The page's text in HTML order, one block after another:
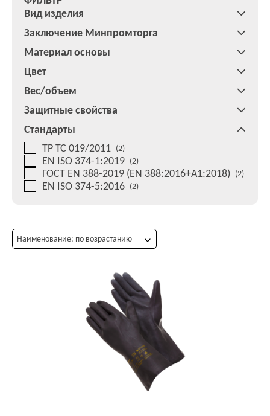
Вид изделия
Заключение Минпромторга
Материал основы
Цвет
Вес/объем
Защитные свойства
Стандарты
ТР ТС 019/2011 (2)
EN ISO 374-1:2019 (2)
ГОСТ EN 388-2019 (EN 388:2016+A1:2018) (2)
EN ISO 374-5:2016 (2)
Наименование: по возрастанию